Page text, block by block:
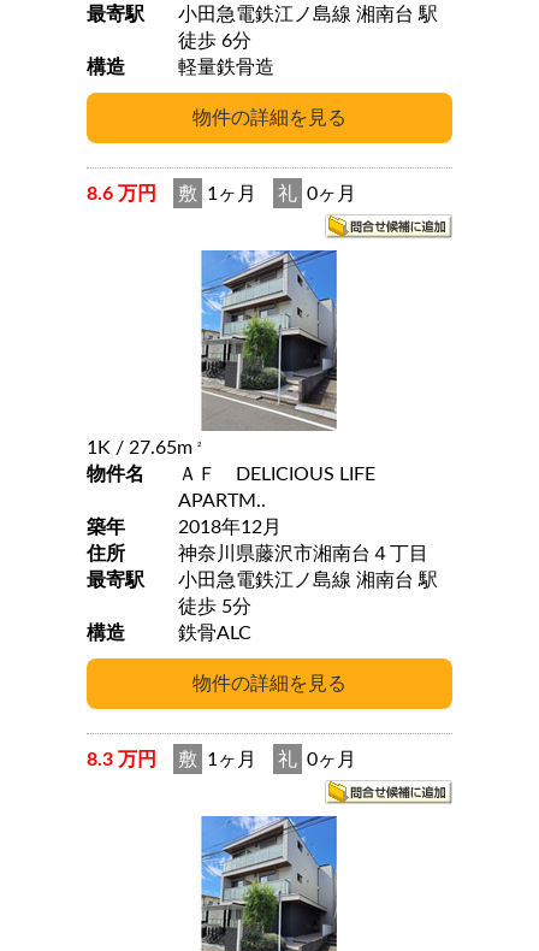
最寄駅
小田急電鉄江ノ島線 湘南台 駅
徒歩 6分
構造
軽量鉄骨造
8.6 万円 敷 1ヶ月 礼 0ヶ月
1K / 27.65m 2
物件名
ＡＦ DELICIOUS LIFE
APARTM..
築年
2018年12月
住所
神奈川県藤沢市湘南台４丁目
最寄駅
小田急電鉄江ノ島線 湘南台 駅
徒歩 5分
構造
鉄骨ALC
8.3 万円 敷 1ヶ月 礼 0ヶ月